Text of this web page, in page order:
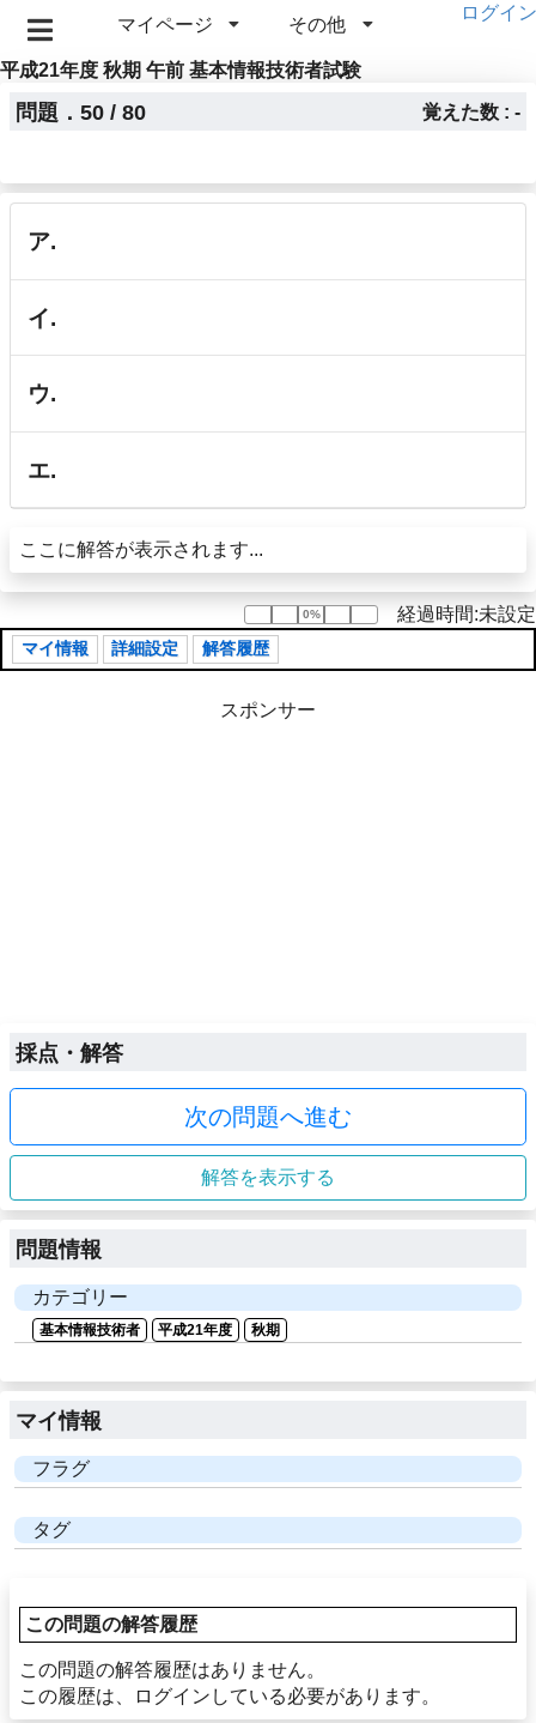
マイページ その他
ログイン
平成21年度 秋期 午前 基本情報技術者試験
問題．50 / 80 覚えた数 : -
ア.
イ.
ウ.
エ.
ここに解答が表示されます...
0%
0% 経過時間:未設定
マイ情報 詳細設定 解答履歴
スポンサー
採点・解答
次の問題へ進む
解答を表示する
問題情報
カテゴリー
基本情報技術者 平成21年度 秋期
マイ情報
フラグ
タグ
この問題の解答履歴
この問題の解答履歴はありません。
この履歴は、ログインしている必要があります。